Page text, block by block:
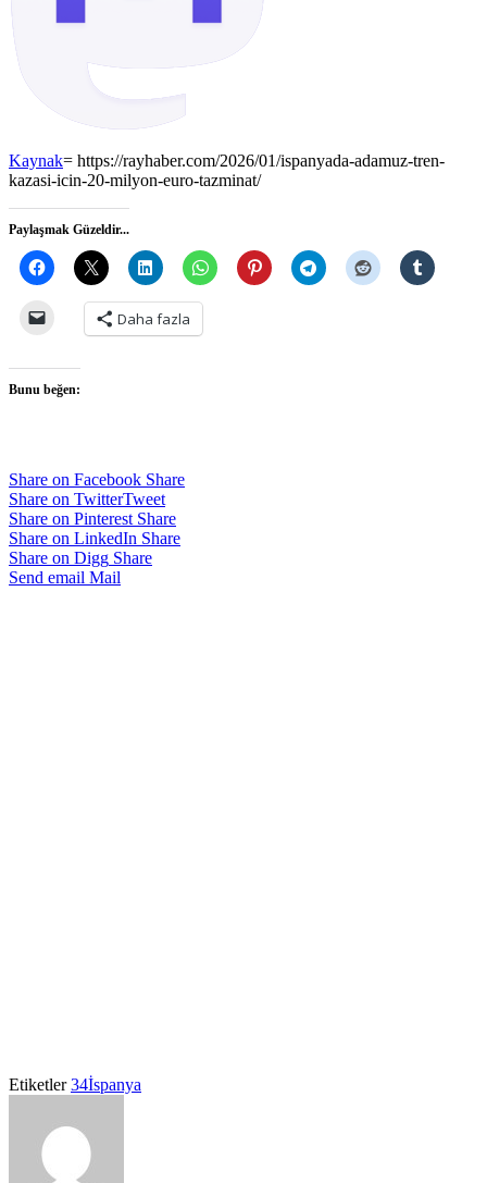
Kaynak= https://rayhaber.com/2026/01/ispanyada-adamuz-tren-
kazasi-icin-20-milyon-euro-tazminat/
Paylaşmak Güzeldir...
Daha fazla
Bunu beğen:
Share on Facebook Share
Share on TwitterTweet
Share on Pinterest Share
Share on LinkedIn Share
Share on Digg Share
Send email Mail
Etiketler34İspanya